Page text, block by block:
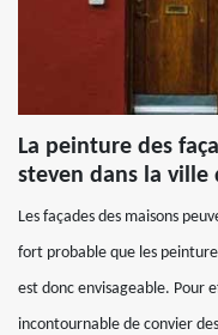
La peinture des
steven dans la ville
Les façades des maisons
fort probable que les
est donc envisageable. Pour
incontournable de convier